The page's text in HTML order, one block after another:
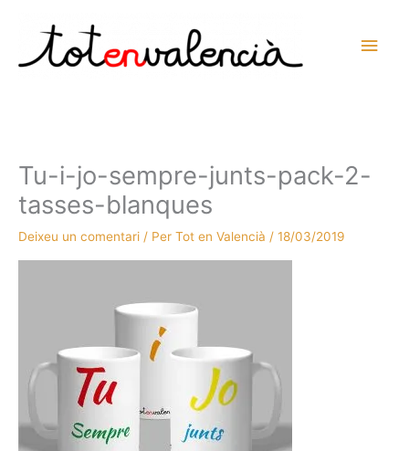
contingut
Tu-i-jo-sempre-junts-pack-2-
tasses-blanques
Deixeu un comentari / Per Tot en Valencià / 18/03/2019